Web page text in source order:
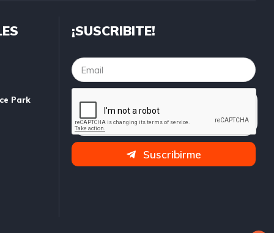
Park
¡SUSCRIBITE!
Suscribirme